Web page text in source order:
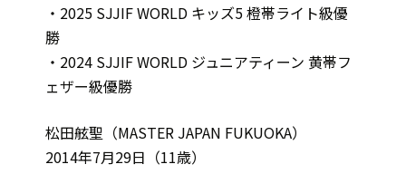
・2025 SJJIF WORLD キッズ5 橙帯ライト級優
勝
・2024 SJJIF WORLD ジュニアティーン 黄帯フ
ェザー級優勝
松田舷聖（MASTER JAPAN FUKUOKA）
2014年7月29日（11歳）